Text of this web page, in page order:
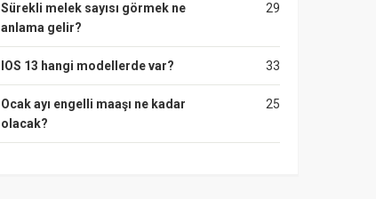
29
Sürekli melek sayısı görmek ne
anlama gelir?
33
IOS 13 hangi modellerde var?
25
Ocak ayı engelli maaşı ne kadar
olacak?